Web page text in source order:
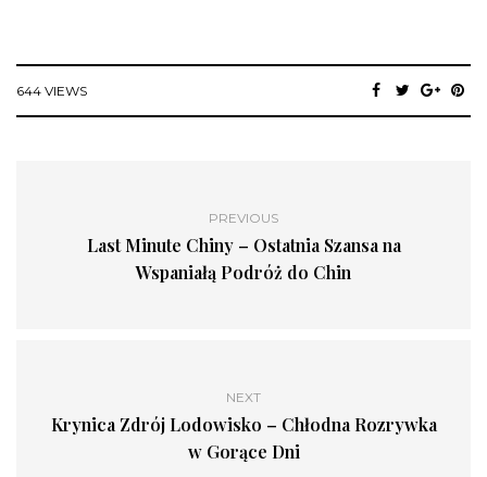
644 VIEWS
PREVIOUS
Last Minute Chiny – Ostatnia Szansa na
Wspaniałą Podróż do Chin
NEXT
Krynica Zdrój Lodowisko – Chłodna Rozrywka
w Gorące Dni